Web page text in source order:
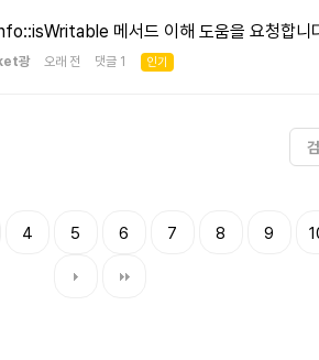
메서드 이해 도움을 요청합니
광 오래 전 댓글 1 인기
4 5 6 7 8 9